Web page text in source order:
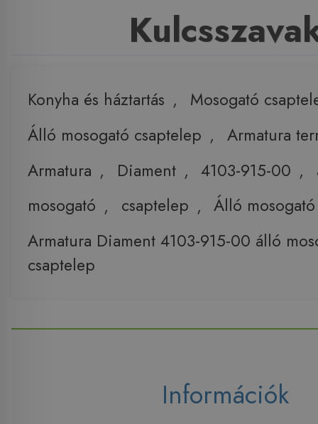
Konyha és háztartás ,
Mosogató
Álló mosogató csaptelep , Armatura
Armatura , Diament , 4103-915-00 ,
mosogató , csaptelep , Álló
Armatura Diament 4103-915-00 álló
csaptelep
Információk